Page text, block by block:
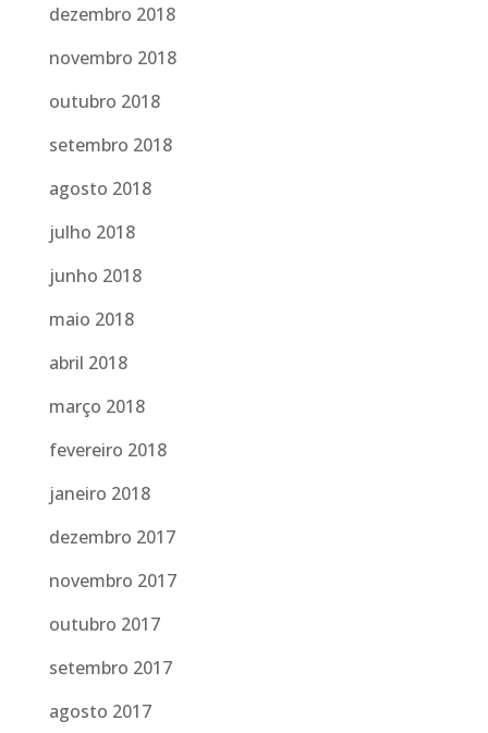
dezembro 2018
novembro 2018
outubro 2018
setembro 2018
agosto 2018
julho 2018
junho 2018
maio 2018
abril 2018
março 2018
fevereiro 2018
janeiro 2018
dezembro 2017
novembro 2017
outubro 2017
setembro 2017
agosto 2017